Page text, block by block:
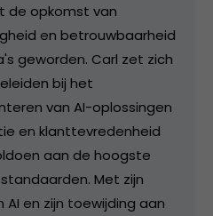
de opkomst van
en betrouwbaarheid
geworden. Carl zet zich
bij het
van AI-oplossingen
en klanttevredenheid
aan de hoogste
Met zijn
en zijn toewijding aan